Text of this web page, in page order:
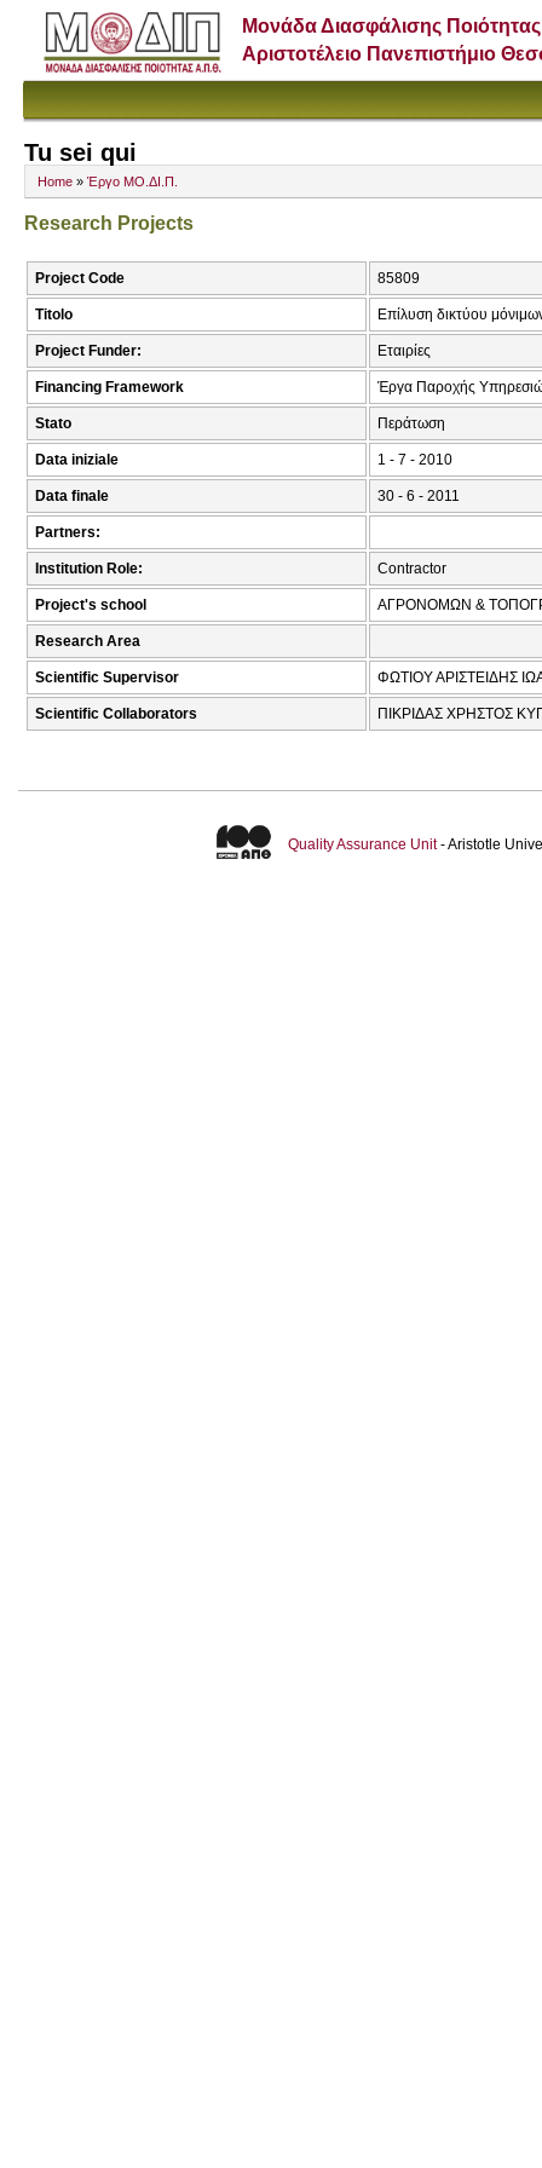
Μονάδα Διασφάλισης Ποιότητας
Αριστοτέλειο Πανεπιστήμιο
Tu sei qui
Home » Έργο ΜΟ.ΔΙ.Π.
Research Projects
Project Code 85809
Titolo Επίλυση δικτύου
Project Funder: Εταιρίες
Financing Framework Έργα Παροχής
Stato Περάτωση
Data iniziale 1 - 7 - 2010
Data finale 30 - 6 - 2011
Partners:
Institution Role: Contractor
Project's school ΑΓΡΟΝΟΜΩΝ &
Research Area
Scientific Supervisor ΦΩΤΙΟΥ ΑΡΙΣΤΕΙΔΗΣ
Scientific Collaborators ΠΙΚΡΙΔΑΣ ΧΡΗΣΤΟΣ
Quality Assurance Unit- Aristotle